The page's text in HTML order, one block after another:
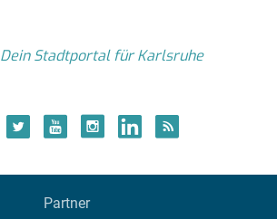
Dein Stadtportal für Karlsruhe
Partner